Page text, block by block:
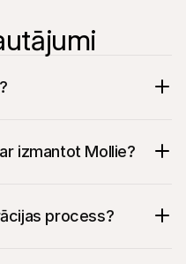
izmantot Mollie?
process?